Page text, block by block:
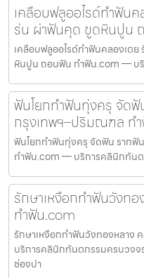
เคลือบฟลูออไรด์ทำฟันค
ร่น ผ่าฟันคุด ขูดหินปูน
เคลือบฟลูออไรด์ทำฟันคลองเต
หินปูน ถอนฟัน ทำฟัน.com — บ
ฟันโยกทำฟันทุ่งครุ จัด
กรุงเทพฯ–ปริมณฑล ท
ฟันโยกทำฟันทุ่งครุ จัดฟัน รากฟั
ทำฟัน.com — บริการคลินิกทัน
รักษาเหงือกทำฟันวังท
ทำฟัน.com
รักษาเหงือกทำฟันวังทองหลา
บริการคลินิกทันตกรรมครบวง
ช่องปา